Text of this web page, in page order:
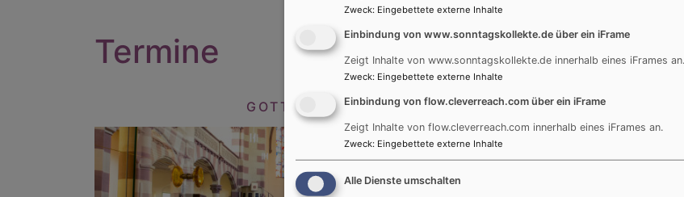
Termine
GOTTESDIENSTE
Zweck: Eingebettete externe Inhalte
Einbindung von www.sonntagskollekte.de über ein iFrame
Zeigt Inhalte von www.sonntagskollekte.de innerhalb eines iFrames an.
Zweck: Eingebettete externe Inhalte
Einbindung von flow.cleverreach.com über ein iFrame
Zeigt Inhalte von flow.cleverreach.com innerhalb eines iFrames an.
Zweck: Eingebettete externe Inhalte
Alle Dienste umschalten